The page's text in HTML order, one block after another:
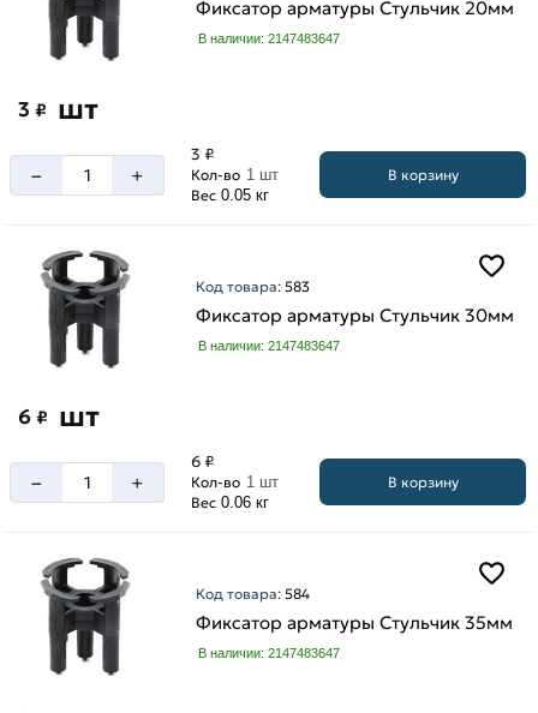
Фиксатор арматуры Стульчик 20мм
В наличии: 2147483647
3 ₽ шт
– +
3 ₽
Кол-во 1 шт
Вес 0.05 кг
В корзину
Код товара:583
Фиксатор арматуры Стульчик 30мм
В наличии: 2147483647
6 ₽ шт
– +
6 ₽
Кол-во 1 шт
Вес 0.06 кг
В корзину
Код товара:584
Фиксатор арматуры Стульчик 35мм
В наличии: 2147483647